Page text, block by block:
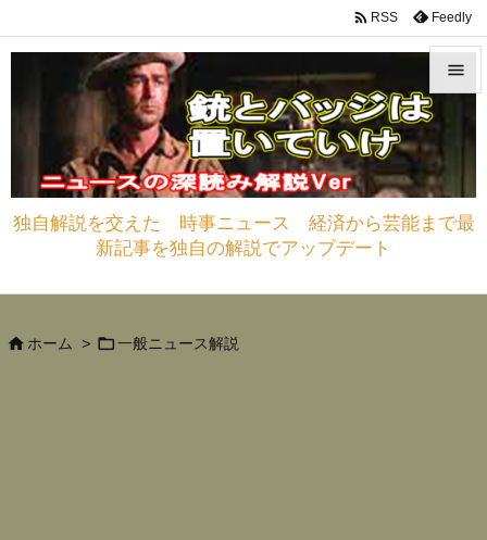
独自解説を交えた 時事ニュース 経済から芸能まで最
新記事を独自の解説でアップデート


サイド


 RSS Feedly
 ホーム >  一般ニュース解説